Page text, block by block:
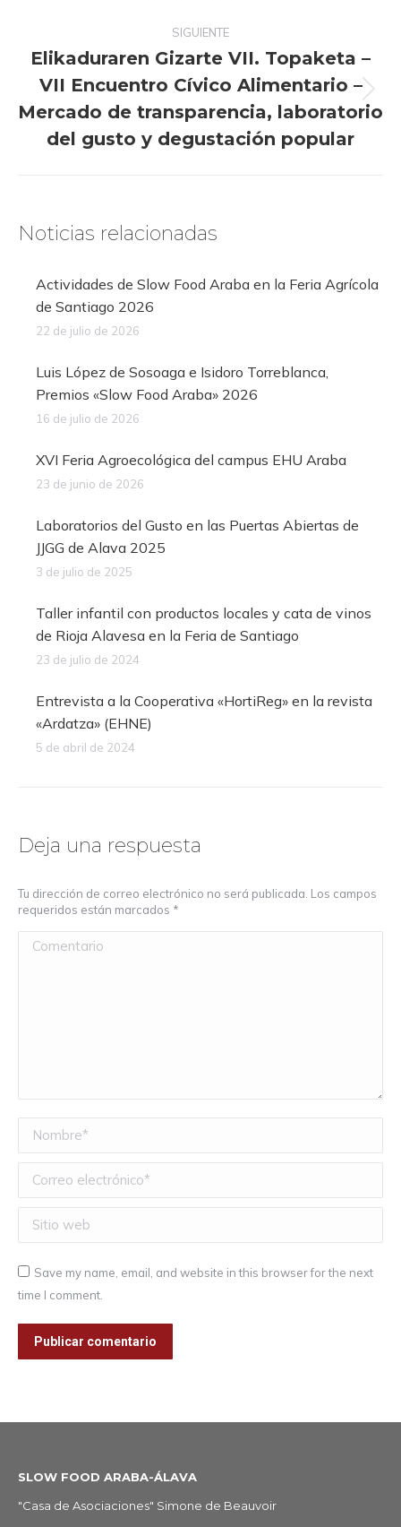
SIGUIENTE
siguiente:
Elikaduraren Gizarte VII. Topaketa –
VII Encuentro Cívico Alimentario –
Mercado de transparencia, laboratorio
del gusto y degustación popular
Noticias relacionadas
Actividades de Slow Food Araba en la Feria Agrícola
de Santiago 2026
22 de julio de 2026
Luis López de Sosoaga e Isidoro Torreblanca,
Premios «Slow Food Araba» 2026
16 de julio de 2026
XVI Feria Agroecológica del campus EHU Araba
23 de junio de 2026
Laboratorios del Gusto en las Puertas Abiertas de
JJGG de Alava 2025
3 de julio de 2025
Taller infantil con productos locales y cata de vinos
de Rioja Alavesa en la Feria de Santiago
23 de julio de 2024
Entrevista a la Cooperativa «HortiReg» en la revista
«Ardatza» (EHNE)
5 de abril de 2024
Deja una respuesta
Tu dirección de correo electrónico no será publicada. Los campos
requeridos están marcados *
Comentario
Nombre *
Correo electrónico *
Sitio web
Save my name, email, and website in this browser for the next
time I comment.
Publicar comentario
SLOW FOOD ARABA-ÁLAVA
"Casa de Asociaciones" Simone de Beauvoir